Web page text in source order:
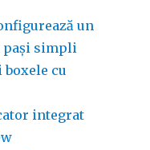
un
pași simpli
boxele cu
integrat